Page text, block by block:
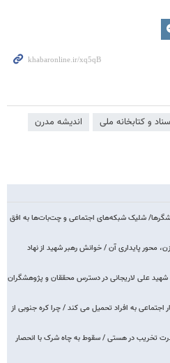
و کتابخانه ملی
اندیشه مدرن
شلیک شبکه‌های اجتماعی و چت‌بات‌ها به افق
محور پایداری آن / خوانش رهبر شهید از نهاد
شهید علی لاریجانی در دسترس محققان و پژوهشگران
به افراد تحمیل می کند / چرا کره جنوبی از
تخریب در هستی / سقوط به چاه شرک با انحصار